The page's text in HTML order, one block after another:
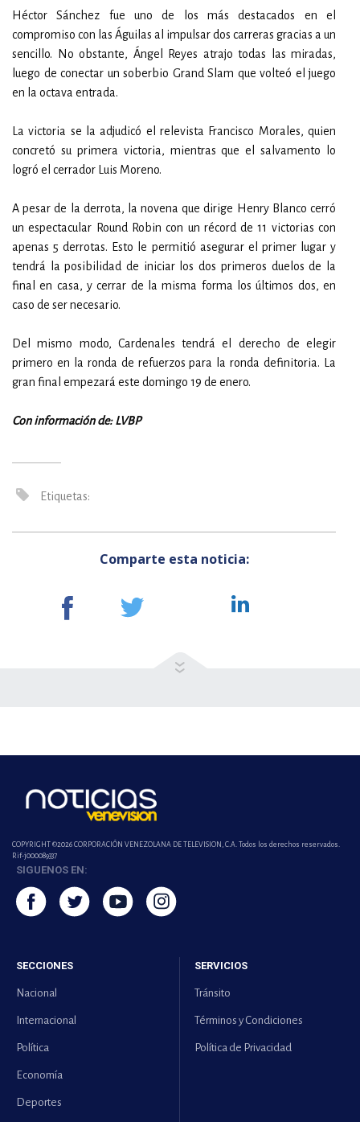
Héctor Sánchez fue uno de los más destacados en el
compromiso con las Águilas al impulsar dos carreras gracias a un
sencillo. No obstante, Ángel Reyes atrajo todas las miradas,
luego de conectar un soberbio Grand Slam que volteó el juego
en la octava entrada.
La victoria se la adjudicó el relevista Francisco Morales, quien
concretó su primera victoria, mientras que el salvamento lo
logró el cerrador Luis Moreno.
A pesar de la derrota, la novena que dirige Henry Blanco cerró
un espectacular Round Robin con un récord de 11 victorias con
apenas 5 derrotas. Esto le permitió asegurar el primer lugar y
tendrá la posibilidad de iniciar los dos primeros duelos de la
final en casa, y cerrar de la misma forma los últimos dos, en
caso de ser necesario.
Del mismo modo, Cardenales tendrá el derecho de elegir
primero en la ronda de refuerzos para la ronda definitoria. La
gran final empezará este domingo 19 de enero.
Con información de: LVBP
Etiquetas:
Comparte esta noticia:
COPYRIGHT ©2026 CORPORACIÓN VENEZOLANA DE TELEVISION, C.A. Todos los derechos reservados.
Rif-j000089337
SIGUENOS EN:
SECCIONES
Nacional
Internacional
Política
Economía
Deportes
SERVICIOS
Tránsito
Términos y Condiciones
Política de Privacidad